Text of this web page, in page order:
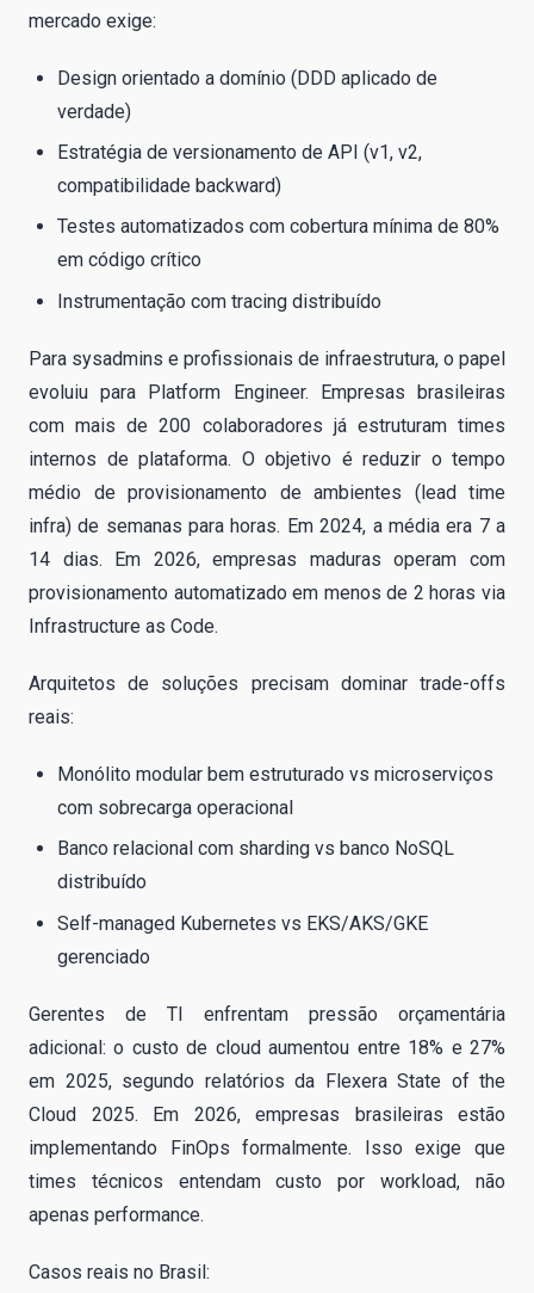
mercado exige:
Design orientado a domínio (DDD aplicado de
verdade)
Estratégia de versionamento de API (v1, v2,
compatibilidade backward)
Testes automatizados com cobertura mínima de 80%
em código crítico
Instrumentação com tracing distribuído
Para sysadmins e profissionais de infraestrutura, o papel
evoluiu para Platform Engineer. Empresas brasileiras
com mais de 200 colaboradores já estruturam times
internos de plataforma. O objetivo é reduzir o tempo
médio de provisionamento de ambientes (lead time
infra) de semanas para horas. Em 2024, a média era 7 a
14 dias. Em 2026, empresas maduras operam com
provisionamento automatizado em menos de 2 horas via
Infrastructure as Code.
Arquitetos de soluções precisam dominar trade-offs
reais:
Monólito modular bem estruturado vs microserviços
com sobrecarga operacional
Banco relacional com sharding vs banco NoSQL
distribuído
Self-managed Kubernetes vs EKS/AKS/GKE
gerenciado
Gerentes de TI enfrentam pressão orçamentária
adicional: o custo de cloud aumentou entre 18% e 27%
em 2025, segundo relatórios da Flexera State of the
Cloud 2025. Em 2026, empresas brasileiras estão
implementando FinOps formalmente. Isso exige que
times técnicos entendam custo por workload, não
apenas performance.
Casos reais no Brasil: